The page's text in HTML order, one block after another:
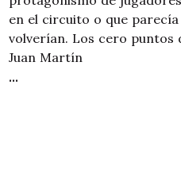
en el circuito o que parecía
volverían. Los cero puntos
Juan Martín